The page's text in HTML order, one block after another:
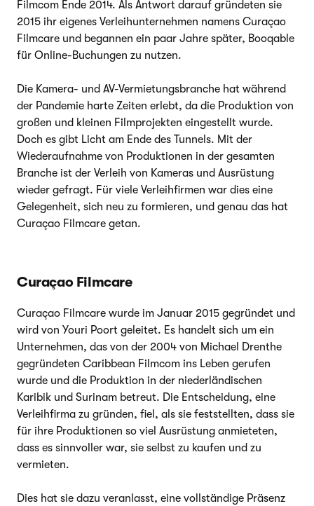
Filmcom Ende 2014. Als Antwort darauf gründeten sie
2015 ihr eigenes Verleihunternehmen namens Curaçao
Filmcare und begannen ein paar Jahre später, Booqable
für Online-Buchungen zu nutzen.
Die Kamera- und AV-Vermietungsbranche hat während
der Pandemie harte Zeiten erlebt, da die Produktion von
großen und kleinen Filmprojekten eingestellt wurde.
Doch es gibt Licht am Ende des Tunnels. Mit der
Wiederaufnahme von Produktionen in der gesamten
Branche ist der Verleih von Kameras und Ausrüstung
wieder gefragt. Für viele Verleihfirmen war dies eine
Gelegenheit, sich neu zu formieren, und genau das hat
Curaçao Filmcare getan.
Curaçao Filmcare
Curaçao Filmcare wurde im Januar 2015 gegründet und
wird von Youri Poort geleitet. Es handelt sich um ein
Unternehmen, das von der 2004 von Michael Drenthe
gegründeten Caribbean Filmcom ins Leben gerufen
wurde und die Produktion in der niederländischen
Karibik und Surinam betreut. Die Entscheidung, eine
Verleihfirma zu gründen, fiel, als sie feststellten, dass sie
für ihre Produktionen so viel Ausrüstung anmieteten,
dass es sinnvoller war, sie selbst zu kaufen und zu
vermieten.
Dies hat sie dazu veranlasst, eine vollständige Präsenz